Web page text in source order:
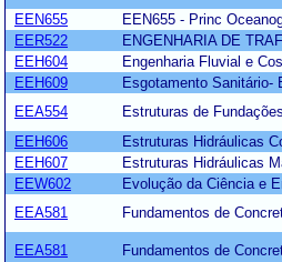
EEN655
EEN655 - Princ
EER522
ENGENHARIA DE
EEH604
Engenharia Fluvial e
EEH609
Esgotamento Sanitário-
EEA554
Estruturas de
EEH606
Estruturas Hidráulicas
EEH607
Estruturas Hidráulicas
EEW602
Evolução da Ciência e
EEA581
Fundamentos de
EEA581 Fundamentos de